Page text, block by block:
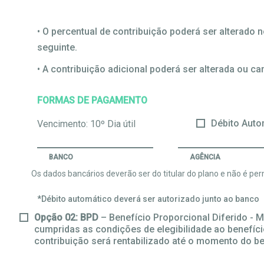
• O percentual de contribuição poderá ser alterado
seguinte.
• A contribuição adicional poderá ser alterada ou
FORMAS DE PAGAMENTO
Vencimento: 10º Dia útil Débito
BANCO AGÊNCIA
Os dados bancários deverão ser do titular do plano e não é
*Débito automático deverá ser autorizado junto ao banco
Opção 02: BPD – Benefício Proporcional Diferido -
cumpridas as condições de elegibilidade ao
contribuição será rentabilizado até o momento do